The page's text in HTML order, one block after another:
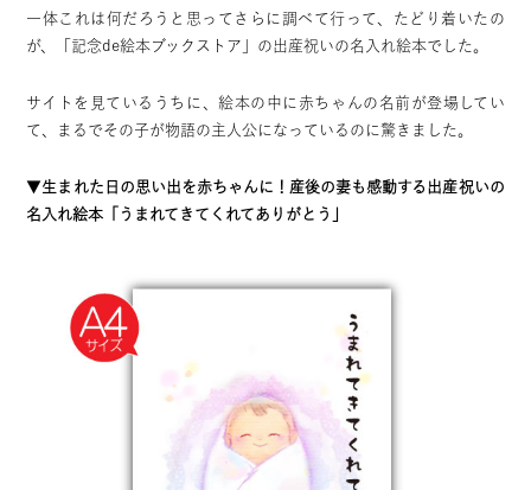
一体これは何だろうと思ってさらに調べて行って、たどり着いたの
が、「記念de絵本ブックストア」の出産祝いの名入れ絵本でした。
サイトを見ているうちに、絵本の中に赤ちゃんの名前が登場してい
て、まるでその子が物語の主人公になっているのに驚きました。
▼生まれた日の思い出を赤ちゃんに！産後の妻も感動する出産祝いの
名入れ絵本「うまれてきてくれてありがとう」